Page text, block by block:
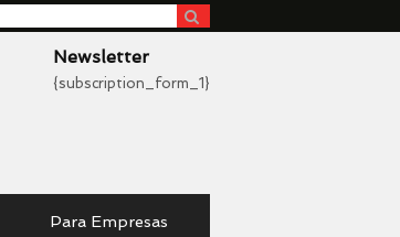
Search
Newsletter
{subscription_form_1}
Para Empresas